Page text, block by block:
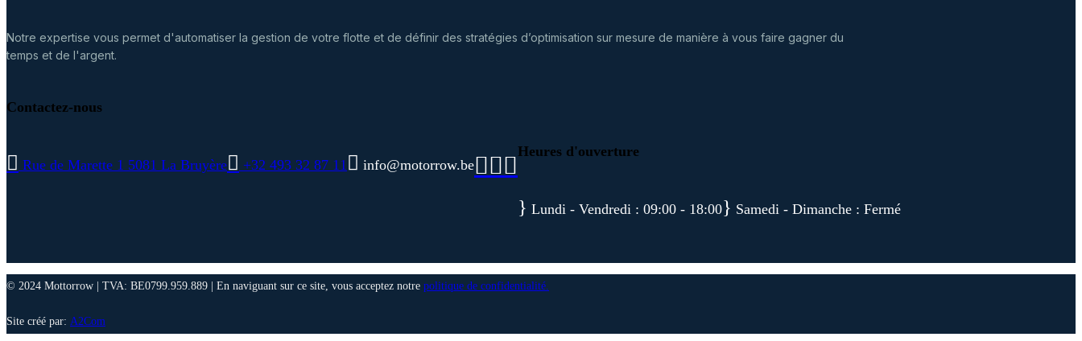
Notre expertise vous permet d'automatiser la gestion de votre flotte et de définir des stratégies d’optimisation sur mesure de manière à vous faire gagner du
temps et de l'argent.
Contactez-nous
Rue de Marette 1 5081 La Bruyère +32 493 32 87 11 info@motorrow.be
Heures d'ouverture
Lundi - Vendredi : 09:00 - 18:00 Samedi - Dimanche : Fermé
© 2024 Mottorrow | TVA: BE0799.959.889 | En naviguant sur ce site, vous acceptez notre politique de confidentialité.
Site créé par: A2Com